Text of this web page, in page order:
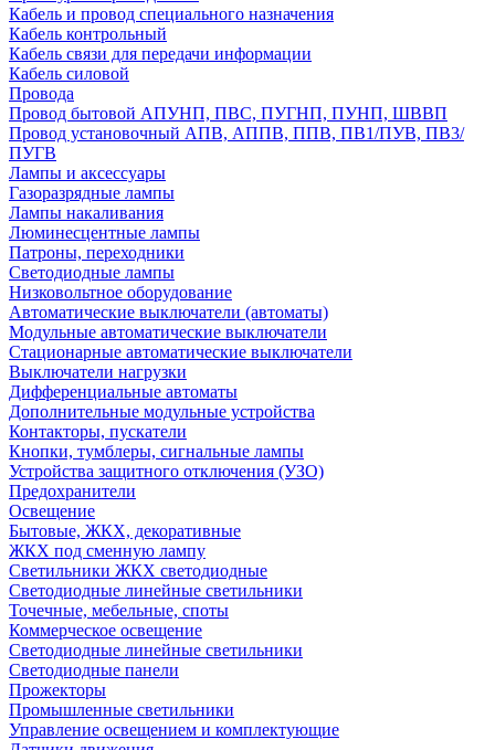
Кабель и провод специального назначения
Кабель контрольный
Кабель связи для передачи информации
Кабель силовой
Провода
Провод бытовой АПУНП, ПВС, ПУГНП, ПУНП, ШВВП
Провод установочный АПВ, АППВ, ППВ, ПВ1/ПУВ, ПВ3/
ПУГВ
Лампы и аксессуары
Газоразрядные лампы
Лампы накаливания
Люминесцентные лампы
Патроны, переходники
Светодиодные лампы
Низковольтное оборудование
Автоматические выключатели (автоматы)
Модульные автоматические выключатели
Стационарные автоматические выключатели
Выключатели нагрузки
Дифференциальные автоматы
Дополнительные модульные устройства
Контакторы, пускатели
Кнопки, тумблеры, сигнальные лампы
Устройства защитного отключения (УЗО)
Предохранители
Освещение
Бытовые, ЖКХ, декоративные
ЖКХ под сменную лампу
Светильники ЖКХ светодиодные
Светодиодные линейные светильники
Точечные, мебельные, споты
Коммерческое освещение
Светодиодные линейные светильники
Светодиодные панели
Прожекторы
Промышленные светильники
Управление освещением и комплектующие